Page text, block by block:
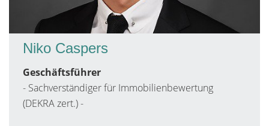
Niko Caspers
Geschäftsführer
- Sachverständiger für Immobilienbewertung
(DEKRA zert.) -